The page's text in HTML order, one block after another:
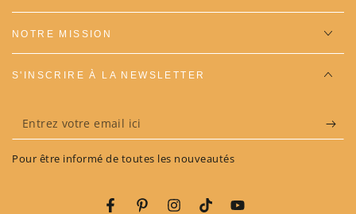
NOTRE MISSION
S'INSCRIRE À LA NEWSLETTER
Entrez
votre
email
Pour être informé de toutes les nouveautés